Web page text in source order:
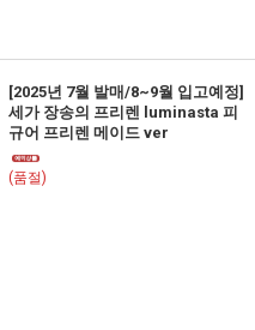
[2025년 7월 발매/8~9월 입고예정]
세가 장송의 프리렌 luminasta 피
규어 프리렌 메이드 ver
(품절)